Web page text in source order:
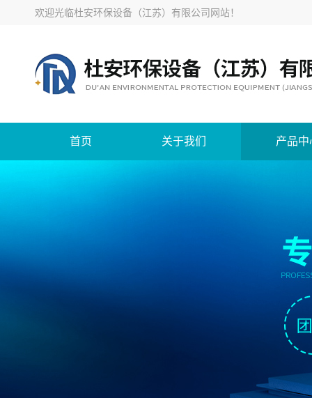
欢迎光临杜安环保设备（江苏）有限公司网站！
首页 关于我们 产品中